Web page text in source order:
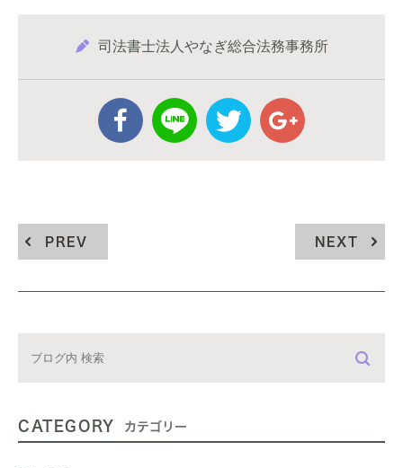
司法書士法人やなぎ総合法務事務所
PREV NEXT
CATEGORY カテゴリー